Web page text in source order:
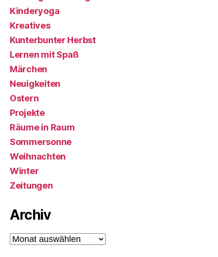
Kinderyoga
Kreatives
Kunterbunter Herbst
Lernen mit Spaß
Märchen
Neuigkeiten
Ostern
Projekte
Räume in Raum
Sommersonne
Weihnachten
Winter
Zeitungen
Archiv
Archiv